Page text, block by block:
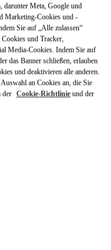
in New Tab
darunter Meta, Google und
Marketing-Cookies und -
Sie auf „Alle zulassen“
und Tracker,
Media-Cookies. Indem Sie auf
das Banner schließen, erlauben
und deaktivieren alle anderen.
an Cookies an, die Sie
der Cookie-Richtlinie und der